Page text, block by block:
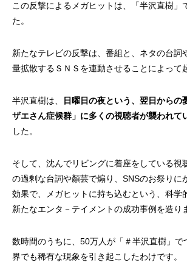
この反撃によるメガヒットは、「半沢直樹」
た。
新たなテレビの反撃は、番組と、ネタの台詞
量拡散するＳＮＳを連動させることによって
半沢直樹は、
日曜日の夜という、翌日からの
ザエさん症候群」に多くの視聴者が襲われて
した。
そして、沈んでリビングに着座をしている視
の過剰な台詞や顏芸で煽り、SNSのお祭りに
効果で、メガヒットに持ち込むという、科学
新たなエンタ－テイメントの成功事例を造り
数時間のうちに、50万人が「＃半沢直樹」で
界でも稀有な現象を引き起こしたわけです。